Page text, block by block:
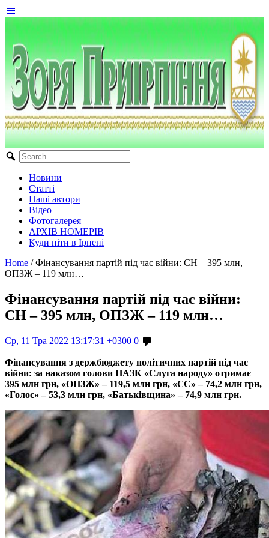
Новини
Статті
Наші автори
Відео
Фотогалерея
АРХІВ НОМЕРІВ
Куди піти в Ірпені
Home / Фінансування партій під час війни: СН – 395 млн,
ОПЗЖ – 119 млн…
Фінансування партій під час війни:
СН – 395 млн, ОПЗЖ – 119 млн…
Ср, 11 Тра 2022 13:17:31 +0300 0
Фінансування з держбюджету політичних партій під час
війни: за наказом голови НАЗК «Слуга народу» отримає
395 млн грн, «ОПЗЖ» – 119,5 млн грн, «ЄС» – 74,2 млн грн,
«Голос» – 53,3 млн грн, «Батьківщина» – 74,9 млн грн.